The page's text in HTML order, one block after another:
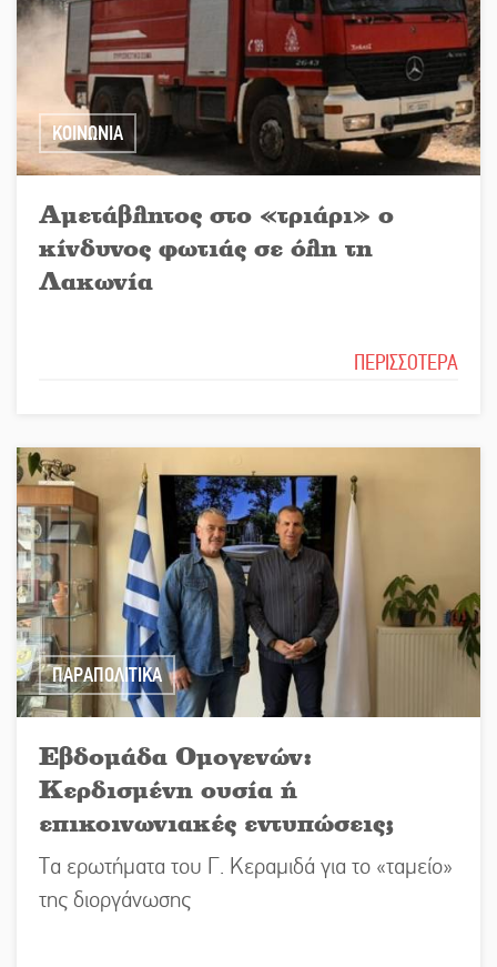
ΚΟΙΝΩΝΙΑ
Αμετάβλητος στο «τριάρι» ο
κίνδυνος φωτιάς σε όλη τη
Λακωνία
ΠΕΡΙΣΣΟΤΕΡΑ
ΠΑΡΑΠΟΛΙΤΙΚΑ
Εβδομάδα Ομογενών:
Κερδισμένη ουσία ή
επικοινωνιακές εντυπώσεις;
Τα ερωτήματα του Γ. Κεραμιδά για το «ταμείο»
της διοργάνωσης